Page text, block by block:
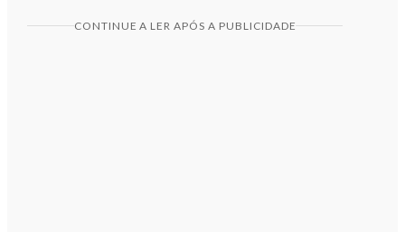
CONTINUE A LER APÓS A PUBLICIDADE